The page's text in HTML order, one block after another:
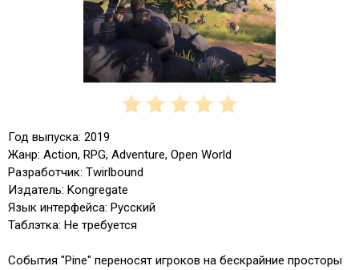
Год выпуска: 2019
Жанр: Action, RPG, Adventure, Open World
Разработчик: Twirlbound
Издатель: Kongregate
Язык интерфейса: Русский
Таблэтка: Не требуется
События "Pine" переносят игроков на бескрайние просторы